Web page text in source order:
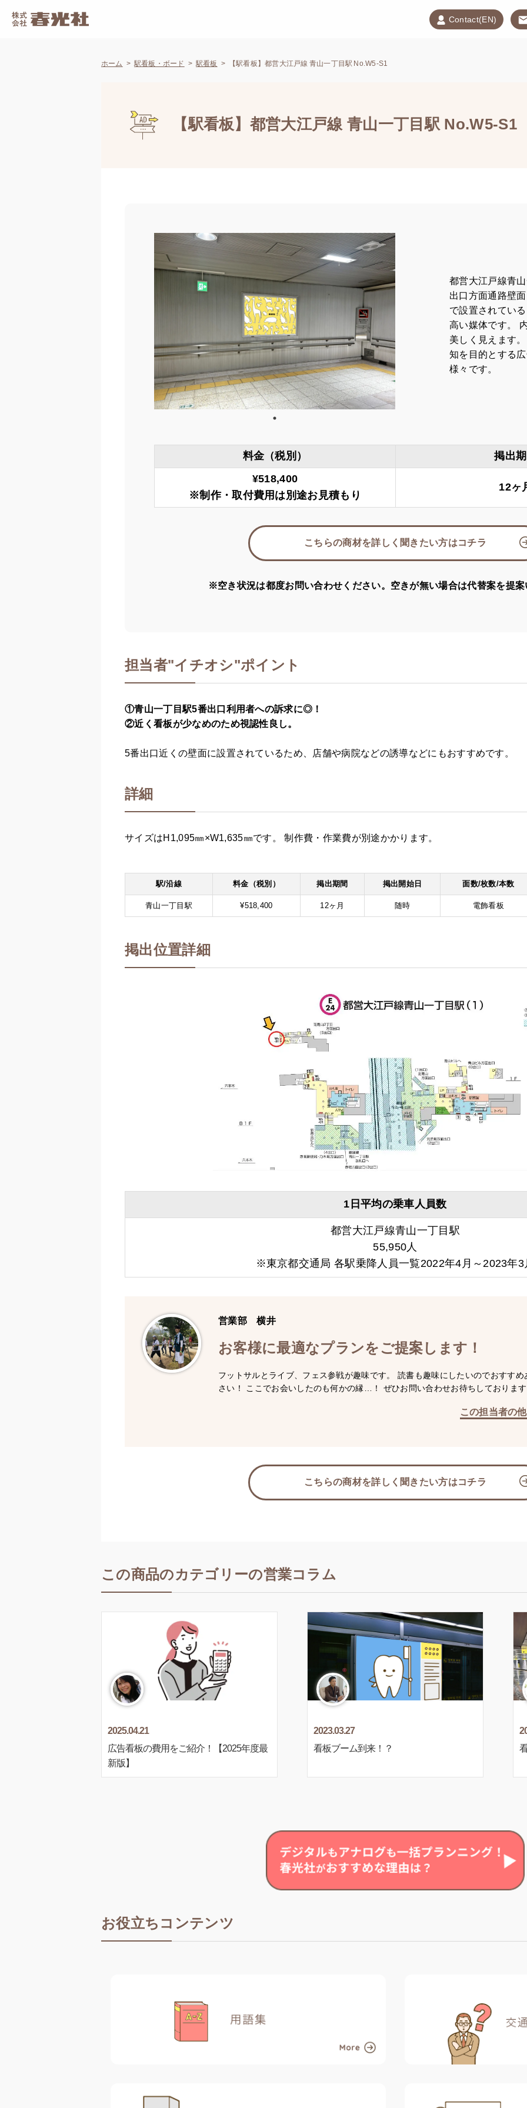
Contact(EN)
ホーム 駅看板・ボード 駅看板 【駅看板】都営大江戸線 青山一丁目駅 No.W5-S1
【駅看板】都営大江戸線 青山一丁目駅 No.W5-S1
都営大江戸線青
出口方面通路壁
で設置されてい
高い媒体です。
美しく見えます
知を目的とする
様々です。
料金（税別）
掲出
¥518,400
※制作・取付費用は別途お見積もり
12ヶ
こちらの商材を詳しく聞きたい方はコチラ
※空き状況は都度お問い合わせください。空きが無い場合は代替案を提
担当者"イチオシ"ポイント
①青山一丁目駅5番出口利用者への訴求に◎！
②近く看板が少なめのため視認性良し。
5番出口近くの壁面に設置されているため、店舗や病院などの誘導などにもおすすめです。
詳細
サイズはH1,095㎜×W1,635㎜​です。 制作費・作業費が別途かかります。
駅/沿線 料金（税別） 掲出期間 掲出開始日 面数/枚数/本数
青山一丁目駅 ¥518,400 12ヶ月 随時 電飾看板
掲出位置詳細
1日平均の乗車人員数
都営大江戸線青山一丁目駅
55,950人
※東京都交通局 各駅乗降人員一覧2022年4月～2023年3
営業部 横井
お客様に最適なプランをご提案します！
フットサルとライブ、フェス参戦が趣味です。 読書も趣味にしたいのでおすす
さい！ ここでお会いしたのも何かの縁…！ ぜひお問い合わせお待ちしておりま
この担当者の
こちらの商材を詳しく聞きたい方はコチラ
この商品のカテゴリーの営業コラム
2025.04.21
広告看板の費用をご紹介！【2025年度最
新版】
2023.03.27
看板ブーム到来！？
お役立ちコンテンツ